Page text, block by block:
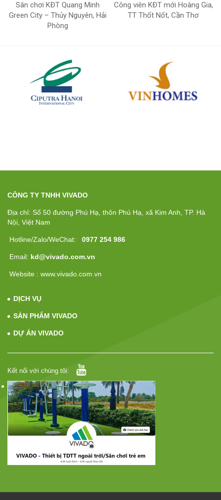
Sân chơi KĐT Quang Minh
Green City – Thủy Nguyên, Hải
Phòng
Công viên KĐT mới Hoàng Gia,
TT Thốt Nốt, Cần Thơ
CÔNG TY TNHH VIVADO
Địa chỉ: Số 50 đường Phú Hạ, thôn Phú Hạ, xã Kim Anh, TP. Hà
Nội, Việt Nam
Hotline/Zalo/WeChat: 0977 254 986
Email: kd@vivado.com.vn
Website : www.vivado.com.vn
DỊCH VỤ
SẢN PHẨM VIVADO
DỰ ÁN VIVADO
Kết nối với chúng tôi: